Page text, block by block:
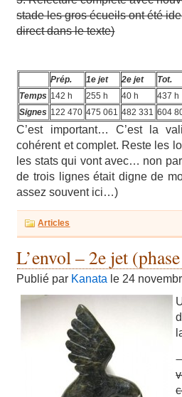
stade les gros écueils ont été
direct dans le texte)
Prép. 1e jet 2e jet
Tot.
Temps 142 h 255 h 40 h
437 h
Signes 122 470 475 061 482 331 604
C’est important… C’est la
cohérent et complet. Reste les
les stats qui vont avec… non
de trois lignes était digne de
assez souvent ici…)
Articles
L’envol – 2e jet
Publié par Kanata le 24